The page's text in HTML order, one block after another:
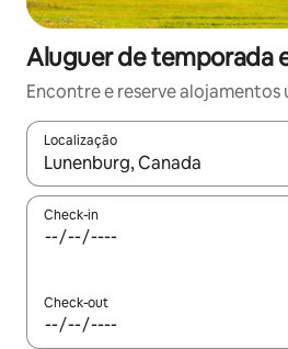
Aluguer de temporada
Encontre e reserve alojamentos
Localização
Quando os resultados estiverem
Check-in
Check-out